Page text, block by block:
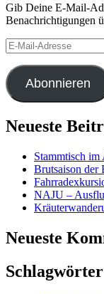
Gib Deine E-Mail-
Benachrichtigungen
E-
Mail-
Adresse
Abonnieren
Neueste
Stammtisch
Brutsaison der
NAJU –
Neueste
Schlagwörter